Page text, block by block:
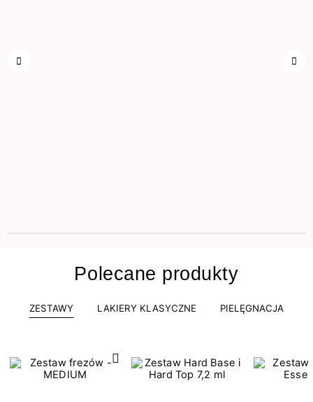
Polecane produkty
ZESTAWY LAKIERY KLASYCZNE PIELĘGNACJA